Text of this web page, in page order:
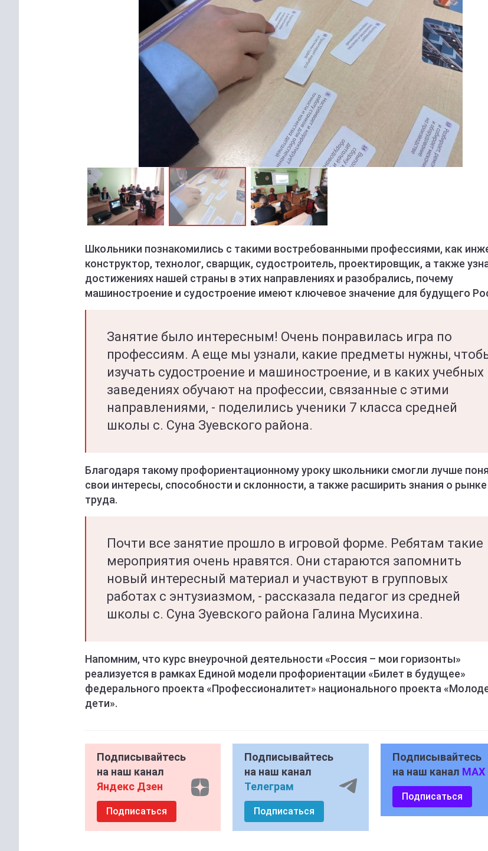
Школьники познакомились с такими востребованными профессиями, как
конструктор, технолог, сварщик, судостроитель, проектировщик, а также
достижениях нашей страны в этих направлениях и разобрались, почему
машиностроение и судостроение имеют ключевое значение для будущего
Занятие было интересным! Очень понравилась игра по
профессиям. А еще мы узнали, какие предметы нужны,
изучать судостроение и машиностроение, и в каких учебных
заведениях обучают на профессии, связанные с этими
направлениями, - поделились ученики 7 класса средней
школы с. Суна Зуевского района.
Благодаря такому профориентационному уроку школьники смогли лучше
свои интересы, способности и склонности, а также расширить знания о рынке
труда.
Почти все занятие прошло в игровой форме. Ребятам такие
мероприятия очень нравятся. Они стараются запомнить
новый интересный материал и участвуют в групповых
работах с энтузиазмом, - рассказала педагог из средней
школы с. Суна Зуевского района Галина Мусихина.
Напомним, что курс внеурочной деятельности «Россия – мои горизонты»
реализуется в рамках Единой модели профориентации «Билет в будущее»
федерального проекта «Профессионалитет» национального проекта
дети».
Подписывайтесь
на наш канал
Яндекс Дзен
Подписаться
Подписывайтесь
на наш канал
Телеграм
Подписаться
Подписывайтесь
на наш канал MAX
Подписаться